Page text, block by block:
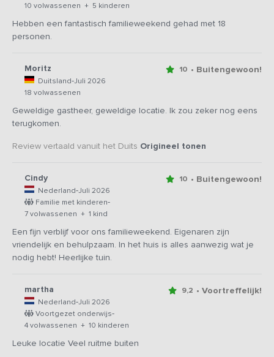
10 volwassenen + 5 kinderen
Hebben een fantastisch familieweekend gehad met 18
personen.
Moritz 10 • Buitengewoon!
Duitsland-Juli 2026
18 volwassenen
Geweldige gastheer, geweldige locatie. Ik zou zeker nog eens
terugkomen.
Review vertaald vanuit het Duits Origineel tonen
Cindy 10 • Buitengewoon!
Nederland-Juli 2026
Familie met kinderen-
7 volwassenen + 1 kind
Een fijn verblijf voor ons familieweekend. Eigenaren zijn
vriendelijk en behulpzaam. In het huis is alles aanwezig wat je
nodig hebt! Heerlijke tuin.
martha 9,2 • Voortreffelijk!
Nederland-Juli 2026
Voortgezet onderwijs-
4 volwassenen + 10 kinderen
Leuke locatie Veel ruitme buiten